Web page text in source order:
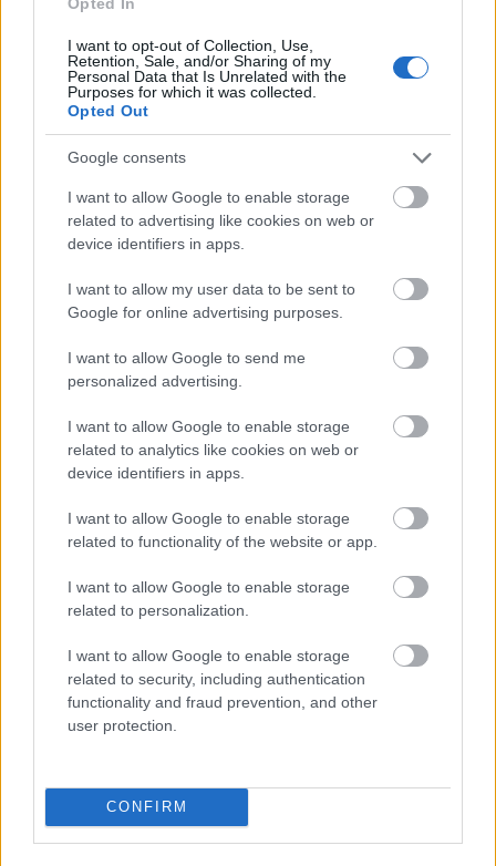
I want to opt-out of Collection, Use,
Retention, Sale, and/or Sharing of my
Personal Data that Is Unrelated with the
Purposes for which it was collected.
Opted Out
Google consents
I want to allow Google to enable storage
related to advertising like cookies on web or
device identifiers in apps.
I want to allow my user data to be sent to
Google for online advertising purposes.
I want to allow Google to send me
personalized advertising.
I want to allow Google to enable storage
related to analytics like cookies on web or
device identifiers in apps.
I want to allow Google to enable storage
related to functionality of the website or app.
I want to allow Google to enable storage
related to personalization.
I want to allow Google to enable storage
related to security, including authentication
functionality and fraud prevention, and other
user protection.
CONFIRM
étterem. De közel toplistás, ami ha figyelembe
vesszük, hogy mennyivel közelebb van a
belvároshoz, mint az összes többi elfogadható hely,
bőven megéri a figyelmet. Főleg, hogy olyan szépen
kiemelkedik a mezőnyből, hogy elég volt egy apró
harapás ahhoz, hogy tudjam, erről a gyrosról írni
fogok.
Jó a hús, finoman, ügyesen fűszerezett. A pitában,
Budapesten eddig csak az eredeti, görög helyeken
tapasztaltam (a helyfacebookos oldalát
gyanús, hogy az a vonzó lány, aki időnként maga
készíti a gyrost, és létrehozta az oldalt, szintén
görög). Nincs benne csalamádé, savanyú káposzta,
ami önmagában óriási érték. Van viszont izmos,
remek joghurtos szósz, egy csomó friss zöldség,
rendesen eldolgozott csípős részek, én mondom,
szép kerek az egész.
Annyira ízlett a gyros, hogy pár nappal később
Ádámot is elvittem magammal és kóstolásra
kényszerítettem, hogy erősítse meg, vagy cáfolja a
megállapításaimat: